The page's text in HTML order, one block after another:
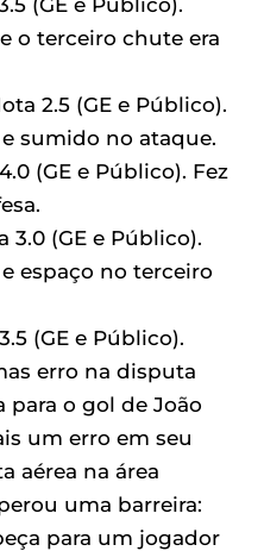
o terceiro chute era
2.5 (GE e Público).
sumido no ataque.
(GE e Público). Fez
3.0 (GE e Público).
espaço no terceiro
(GE e Público).
erro na disputa
para o gol de João
um erro em seu
aérea na área
uma barreira:
para um jogador